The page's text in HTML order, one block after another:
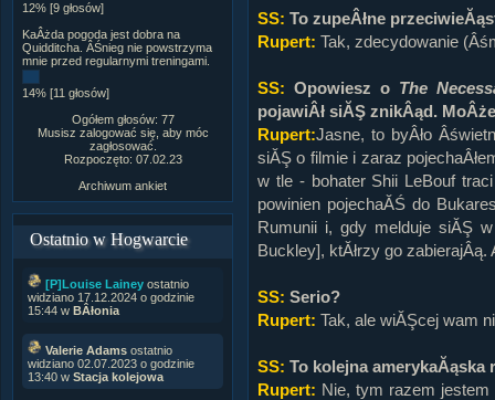
12% [9 głosów]
KaÂżda pogoda jest dobra na
Quidditcha. ÂŚnieg nie powstrzyma
mnie przed regularnymi treningami.
14% [11 głosów]
Ogółem głosów: 77
Musisz zalogować się, aby móc
zagłosować.
Rozpoczęto: 07.02.23
Archiwum ankiet
Ostatnio w Hogwarcie
[P]Louise Lainey ostatnio
widziano 17.12.2024 o godzinie
15:44 w BÂłonia
Valerie Adams ostatnio
widziano 02.07.2023 o godzinie
13:40 w Stacja kolejowa
SS: To zupeÂłne
Rupert: Tak, zdecydowanie
SS: Opowiesz o The
pojawiÂł siĂŞ znikÂąd.
Rupert:Jasne, to byÂło
siĂŞ o filmie i zaraz
w tle - bohater Shii LeBouf
powinien pojechaĂŚ do
Rumunii i, gdy melduje siĂŞ
Buckley], ktĂłrzy go
SS: Serio?
Rupert: Tak, ale wiĂŞcej wam
SS: To kolejna amerykaĂąska
Rupert: Nie, tym razem